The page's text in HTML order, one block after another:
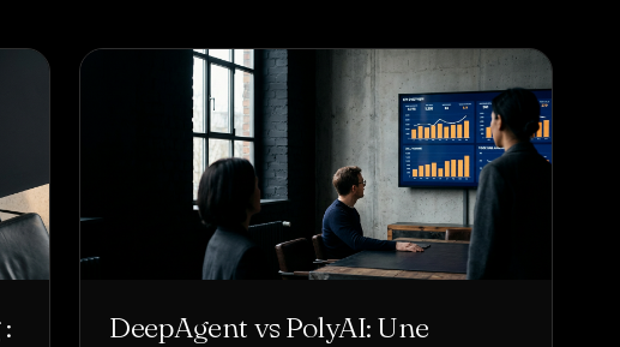
DeepAgent vs PolyAI: Une